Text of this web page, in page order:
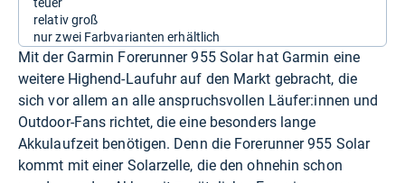
relativ groß
nur zwei Farbvarianten erhältlich
Mit der Garmin Forerunner 955 Solar hat Garmin eine
weitere Highend-Laufuhr auf den Markt gebracht, die
sich vor allem an alle anspruchsvollen Läufer:innen und
Outdoor-Fans richtet, die eine besonders lange
Akkulaufzeit benötigen. Denn die Forerunner 955 Solar
kommt mit einer Solarzelle, die den ohnehin schon